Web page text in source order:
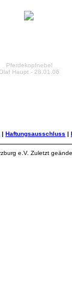
Pferdekopfnebel
Haupt - 28.01.06
| Haftungsausschluss |
e.V. Zuletzt